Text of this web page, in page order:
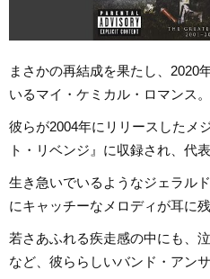
まさかの再結成を果たし、2020
いるマイ・ケミカル・ロマンス。
彼らが2004年にリリースしたメ
ト・リベンジ』に収録され、代
生き急いでいるようなジェラル
にキャッチーなメロディが耳に残
若さあふれる疾走感の中にも、
など、彼ららしいバンド・アン